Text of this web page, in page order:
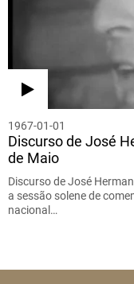
1967-01-01
Discurso de José
de Maio
Discurso de José
a sessão solene de
nacional…